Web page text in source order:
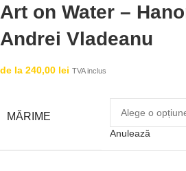
Art on Water –
Andrei Vladeanu
de la 240,00 lei TVA inclus
MĂRIME
Anulează